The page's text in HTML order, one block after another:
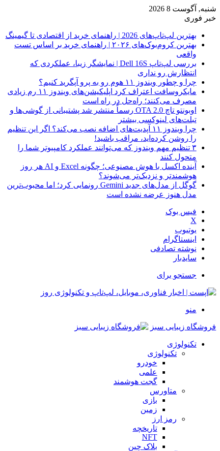
شنبه, آگوست 8 2026
خبر فوری
بهترین لپ‌تاپ‌های 2026 | راهنمای خرید از اقتصادی تا گیمینگ
بهترین کروم‌بوک‌های ۲۰۲۶ | راهنمای خرید بر اساس تست
واقعی
بررسی لپ‌تاپ Dell 16S | نمایشگر زیبا، عملکردی که
انتظارش رو نداری
چرا و چطور ویندوز ۱۱ هوم رو به پرو آپگرید کنیم؟
مایکروسافت اعتراف کرد اپلیکیشن‌های ویندوز ۱۱ رم زیادی
مصرف می‌کنند؛ راه‌حل در راه است
اوبونتو تاچ OTA 2.0 رسماً منتشر شد پشتیبانی از گوشی‌ها و
تبلت‌های لینوکسی بیشتر
چرا ویندوز ۱۱ آپدیت‌های اضافه نصب می‌کند؟ اگر این تنظیم
را روشن کرده‌اید، مراقب باشید!
۳ تنظیم مهم ویندوز که می‌توانند عملکرد کامپیوتر شما را
متحول کنند
آینده اکسل با هوش مصنوعی؛ چگونه Excel و AI هر روز
هوشمندتر و نزدیک‌تر می‌شوند؟
گوگل از مدل‌های جدید Gemini رونمایی کرد؛ اما محبوب‌ترین
مدل هنوز عرضه نشده است
فیس بوک
X
یوتیوب
اینستاگرام
نوشته تصادفی
سایدبار
جستجو برای
منو
فروشگاه زیبایی سبز
تکنولوژی
تکنولوژی
خودرو
علمی
گجت هوشمند
متاورس
بازی
زمین
رمز ارز
تاریخچه
NFT
بلاک چین